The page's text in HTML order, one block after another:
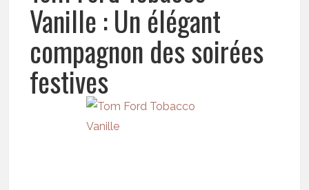
Vanille : Un élégant
compagnon des soirées
festives